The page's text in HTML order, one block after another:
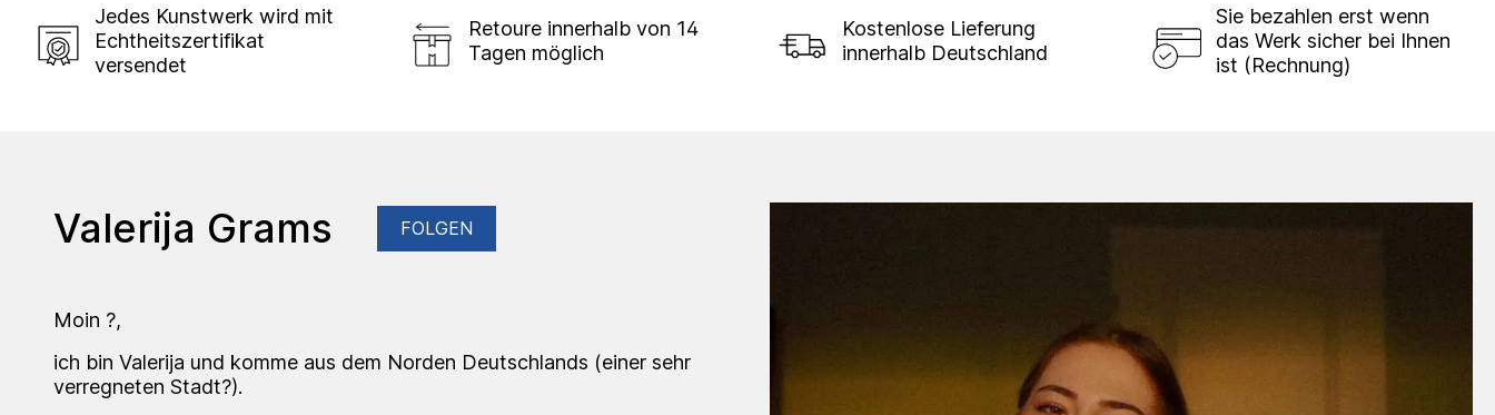
Jedes Kunstwerk wird mit
Echtheitszertifikat
versendet
Retoure innerhalb von 14
Tagen möglich
Kostenlose Lieferung
innerhalb Deutschland
Sie bezahlen erst wenn
das Werk sicher bei Ihnen
ist (Rechnung)
Valerija Grams FOLGEN
Moin ?,
ich bin Valerija und komme aus dem Norden Deutschlands (einer sehr
verregneten Stadt?).